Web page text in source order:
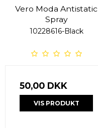
Vero Moda Antistatic
Spray
10228616-Black
50,00 DKK
VIS PRODUKT